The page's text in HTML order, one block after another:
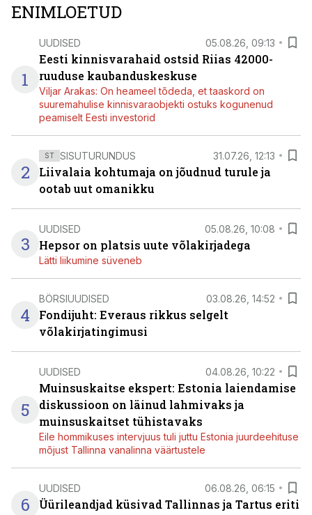
ENIMLOETUD
1
UUDISED 05.08.26, 09:13
Eesti kinnisvarahaid ostsid Riias 42000-
ruuduse kaubanduskeskuse
Viljar Arakas: On heameel tõdeda, et taaskord on
suuremahulise kinnisvaraobjekti ostuks kogunenud
peamiselt Eesti investorid
2
ST SISUTURUNDUS 31.07.26, 12:13
Liivalaia kohtumaja on jõudnud turule ja
ootab uut omanikku
3
UUDISED 05.08.26, 10:08
Hepsor on platsis uute võlakirjadega
Lätti liikumine süveneb
4
BÖRSIUUDISED 03.08.26, 14:52
Fondijuht: Everaus rikkus selgelt
võlakirjatingimusi
5
UUDISED 04.08.26, 10:22
Muinsuskaitse ekspert: Estonia laiendamise
diskussioon on läinud lahmivaks ja
muinsuskaitset tühistavaks
Eile hommikuses intervjuus tuli juttu Estonia juurdeehituse
mõjust Tallinna vanalinna väärtustele
6
UUDISED 06.08.26, 06:15
Üürileandjad küsivad Tallinnas ja Tartus eriti